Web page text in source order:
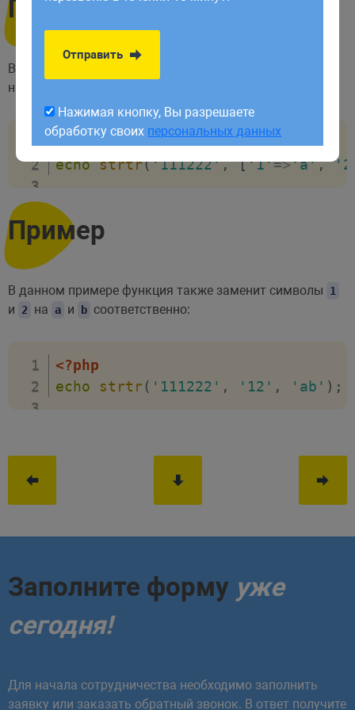
Пример
В данном примере функция заменит символы
на
<?php
echo strtr('111222', ['1'=>'a',
Пример
В данном примере функция также заменит символы 1
и 2 на a и b соответственно:
<?php
echo
strtr ( '111222' , '12' , 'ab' ) ;
Заполните форму уже
сегодня!
Для начала сотрудничества необходимо заполнить
заявку или заказать обратный звонок. В ответ получите
обработку своихперсональных данных
Отправить
Нажимая кнопку, Вы разрешаете
обработку своих персональных данных